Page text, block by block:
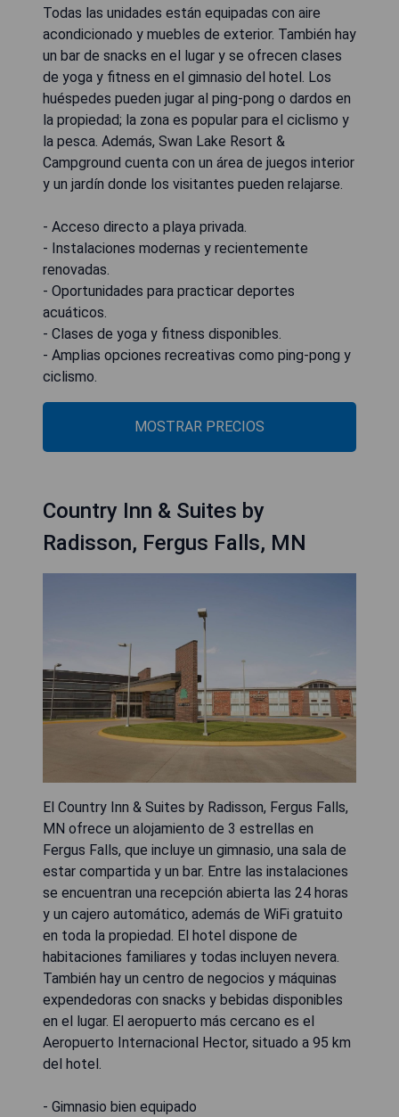
Todas las unidades están equipadas con aire
acondicionado y muebles de exterior. También hay
un bar de snacks en el lugar y se ofrecen clases
de yoga y fitness en el gimnasio del hotel. Los
huéspedes pueden jugar al ping-pong o dardos en
la propiedad; la zona es popular para el ciclismo y
la pesca. Además, Swan Lake Resort &
Campground cuenta con un área de juegos interior
y un jardín donde los visitantes pueden relajarse.
- Acceso directo a playa privada.
- Instalaciones modernas y recientemente
renovadas.
- Oportunidades para practicar deportes
acuáticos.
- Clases de yoga y fitness disponibles.
- Amplias opciones recreativas como ping-pong y
ciclismo.
MOSTRAR PRECIOS
Country Inn & Suites by
Radisson, Fergus Falls, MN
El Country Inn & Suites by Radisson, Fergus Falls,
MN ofrece un alojamiento de 3 estrellas en
Fergus Falls, que incluye un gimnasio, una sala de
estar compartida y un bar. Entre las instalaciones
se encuentran una recepción abierta las 24 horas
y un cajero automático, además de WiFi gratuito
en toda la propiedad. El hotel dispone de
habitaciones familiares y todas incluyen nevera.
También hay un centro de negocios y máquinas
expendedoras con snacks y bebidas disponibles
en el lugar. El aeropuerto más cercano es el
Aeropuerto Internacional Hector, situado a 95 km
del hotel.
- Gimnasio bien equipado